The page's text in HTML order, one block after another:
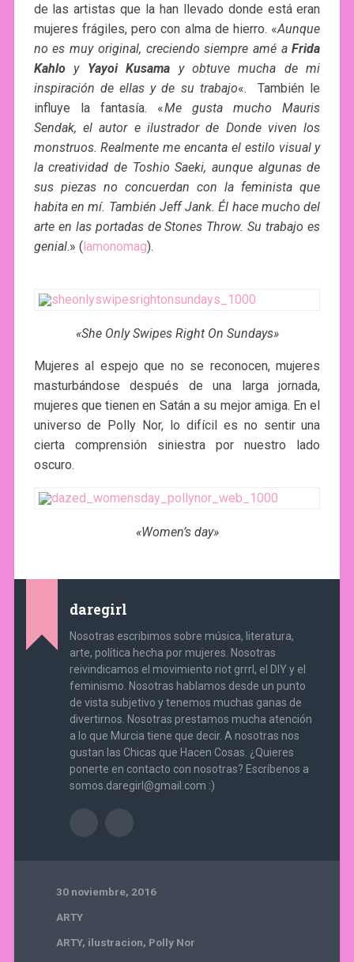
de las artistas que la han llevado donde está eran
mujeres frágiles, pero con alma de hierro. «Aunque
no es muy original, creciendo siempre amé aFrida
Kahloy Yayoi Kusama y obtuve mucha de mi
inspiración de ellas y de su trabajo«. También le
influye la fantasía. «Me gusta mucho Mauris
Sendak, el autor e ilustrador de Donde viven los
monstruos. Realmente me encanta el estilo visual y
la creatividad de Toshio Saeki, aunque algunas de
sus piezas no concuerdan con la feminista que
habita en mí. También Jeff Jank. Él hace mucho del
arte en las portadas de Stones Throw. Su trabajo es
genial.» ( lamonomag).
«She Only Swipes Right On Sundays»
Mujeres al espejo que no se reconocen, mujeres
masturbándose después de una larga jornada,
mujeres que tienen en Satán a su mejor amiga. En el
universo de Polly Nor, lo difícil es no sentir una
cierta comprensión siniestra por nuestro lado
oscuro.
«Women’s day»
daregirl
Nosotras escribimos sobre música, literatura,
arte, política hecha por mujeres. Nosotras
reivindicamos el movimiento riot grrrl, el DIY y el
feminismo. Nosotras hablamos desde un punto
de vista subjetivo y tenemos muchas ganas de
divertirnos. Nosotras prestamos mucha atención
a lo que Murcia tiene que decir. A nosotras nos
gustan las Chicas que Hacen Cosas. ¿Quieres
ponerte en contacto con nosotras? Escríbenos a
somos.daregirl@gmail.com :)
30 noviembre, 2016
ARTY
ARTY, ilustracion, Polly Nor